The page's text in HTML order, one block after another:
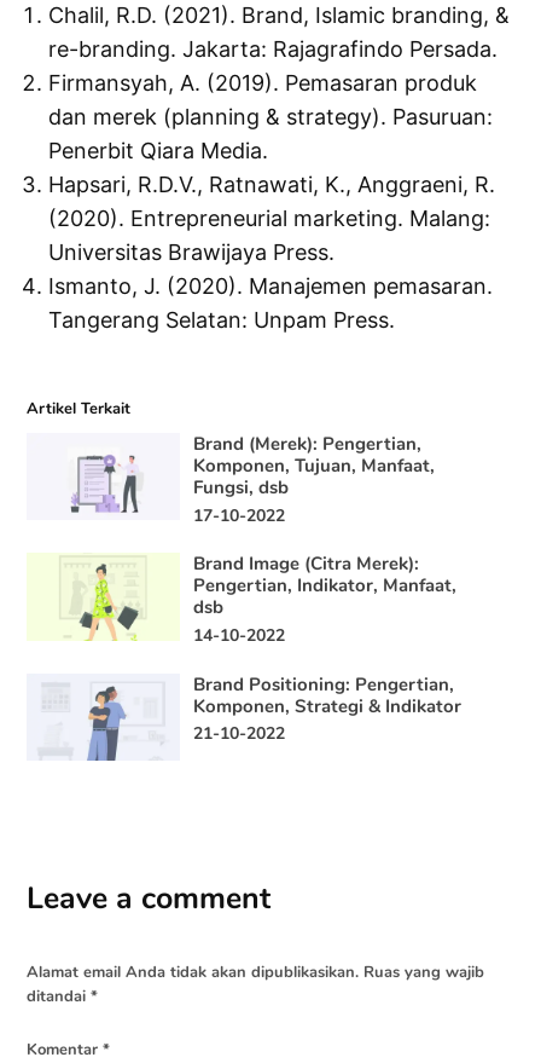
Chalil, R.D. (2021). Brand, Islamic branding, &
re-branding. Jakarta: Rajagrafindo Persada.
Firmansyah, A. (2019). Pemasaran produk
dan merek (planning & strategy). Pasuruan:
Penerbit Qiara Media.
Hapsari, R.D.V., Ratnawati, K., Anggraeni, R.
(2020). Entrepreneurial marketing. Malang:
Universitas Brawijaya Press.
Ismanto, J. (2020). Manajemen pemasaran.
Tangerang Selatan: Unpam Press.
Artikel Terkait
Brand (Merek): Pengertian,
Komponen, Tujuan, Manfaat,
Fungsi, dsb
17-10-2022
Brand Image (Citra Merek):
Pengertian, Indikator, Manfaat,
dsb
14-10-2022
Brand Positioning: Pengertian,
Komponen, Strategi & Indikator
21-10-2022
Leave a comment
Alamat email Anda tidak akan dipublikasikan. Ruas yang wajib
ditandai*
Komentar*